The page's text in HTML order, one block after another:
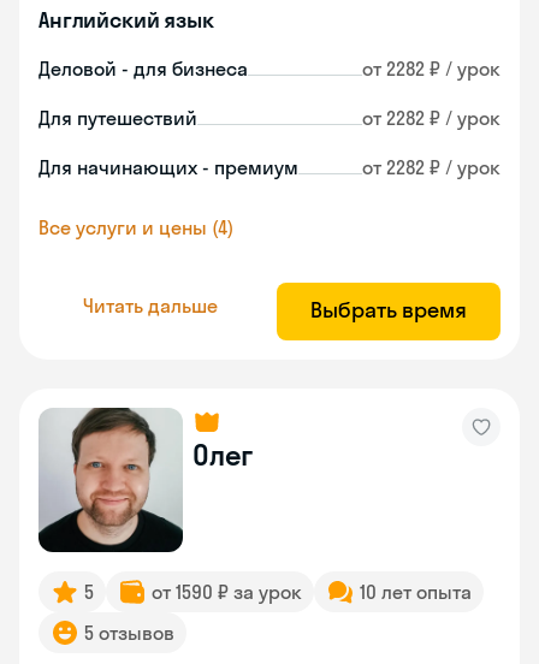
Английский язык
Деловой - для бизнеса от 2282 ₽ / урок
Для путешествий от 2282 ₽ / урок
Для начинающих - премиум от 2282 ₽ / урок
Все услуги и цены (4)
Читать дальше Выбрать время
Олег
5 от 1590 ₽ за урок
10 лет опыта
5 отзывов